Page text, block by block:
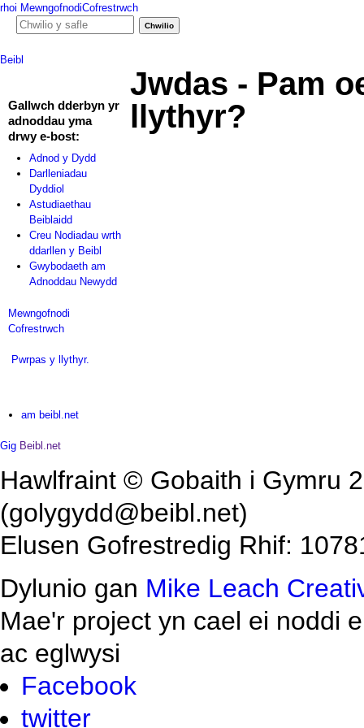
rhoi MewngofnodiCofrestrwch
Ffurf chwiliad
Chwilio y safle
Beibl
Gallwch dderbyn yr
adnoddau yma
drwy e-bost:
Adnod y Dydd
Darlleniadau
Dyddiol
Astudiaethau
Beiblaidd
Creu Nodiadau wrth
ddarllen y Beibl
Gwybodaeth am
Adnoddau Newydd
Mewngofnodi
Cofrestrwch
Jwdas - Pam
llythyr?
Pwrpas y llythyr.
am beibl.net
Gig Beibl.net
Hawlfraint © Gobaith i Gymru
(golygydd@beibl.net)
Elusen Gofrestredig Rhif:
Dylunio gan Mike Leach
Mae'r project yn cael ei noddi
ac eglwysi
Facebook
twitter